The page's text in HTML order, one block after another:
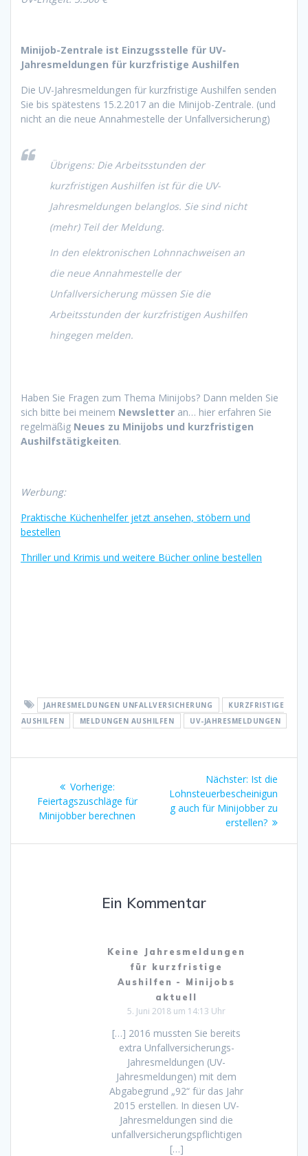
Minijob-Zentrale ist Einzugsstelle für UV-
Jahresmeldungen für kurzfristige Aushilfen
Die UV-Jahresmeldungen für kurzfristige Aushilfen senden
Sie bis spätestens 15.2.2017 an die Minijob-Zentrale. (und
nicht an die neue Annahmestelle der Unfallversicherung)
Übrigens: Die Arbeitsstunden der
kurzfristigen Aushilfen ist für die UV-
Jahresmeldungen belanglos. Sie sind nicht
(mehr) Teil der Meldung.
In den elektronischen Lohnnachweisen an
die neue Annahmestelle der
Unfallversicherung müssen Sie die
Arbeitsstunden der kurzfristigen Aushilfen
hingegen melden.
Haben Sie Fragen zum Thema Minijobs? Dann melden Sie
sich bitte bei meinem Newsletter an… hier erfahren Sie
regelmäßig Neues zu Minijobs und kurzfristigen
Aushilfstätigkeiten.
Werbung:
Praktische Küchenhelfer jetzt ansehen, stöbern und
bestellen
Thriller und Krimis und weitere Bücher online bestellen
JAHRESMELDUNGEN UNFALLVERSICHERUNG
KURZFRISTIGE
AUSHILFEN
MELDUNGEN AUSHILFEN UV-JAHRESMELDUNGEN
Beitragsnavigation
Vorherige:Vorheriger
Beitrag:
Feiertagszuschläge für
Minijobber berechnen
Nächster: Nächster
Beitrag:
Ist die
Lohnsteuerbescheinigun
g auch für Minijobber zu
erstellen?
Ein Kommentar
Keine Jahresmeldungen
für kurzfristige
Aushilfen - Minijobs
aktuell
5. Juni 2018 um 14:13 Uhr
[…] 2016 mussten Sie bereits
extra Unfallversicherungs-
Jahresmeldungen (UV-
Jahresmeldungen) mit dem
Abgabegrund „92“ für das Jahr
2015 erstellen. In diesen UV-
Jahresmeldungen sind die
unfallversicherungspflichtigen
[…]